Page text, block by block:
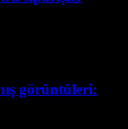
görüntüleri: